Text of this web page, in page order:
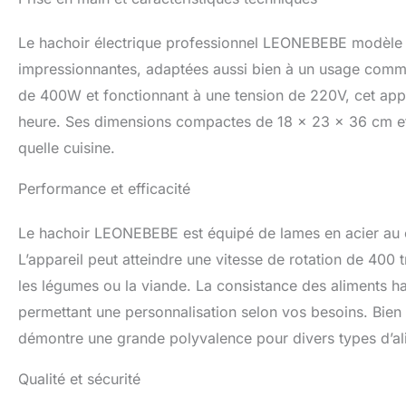
des plats variés
Le hachoir électrique professionnel LEONEBEBE
impressionnantes, adaptées aussi bien à un usage
de 400W et fonctionnant à une tension de 220V, cet
heure. Ses dimensions compactes de 18 x 23 x 36 cm
quelle cuisine.
Performance et efficacité
Le hachoir LEONEBEBE est équipé de lames en acier
L’appareil peut atteindre une vitesse de rotation de
les légumes ou la viande. La consistance des aliments
permettant une personnalisation selon vos besoins.
démontre une grande polyvalence pour divers types
Qualité et sécurité